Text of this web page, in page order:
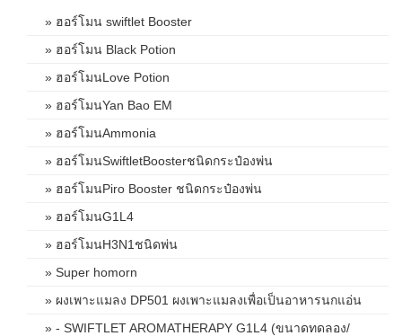
» ฮอร์โมน swiftlet Booster
» ฮอร์โมน Black Potion
» ฮอร์โมนLove Potion
» ฮอร์โมนYan Bao EM
» ฮอร์โมนAmmonia
» ฮอร์โมนSwiftletBoosterชนิดกระป๋องพ่น
» ฮอร์โมนPiro Booster ชนิดกระป๋องพ่น
» ฮอร์โมนG1L4
» ฮอร์โมนH3N1ชนิดพ่น
» Super homorn
» ผงเพาะแมลง DP501 ผงเพาะแมลงเพื่อเป็นอาหารนกแอ่น
» - SWIFTLET AROMATHERAPY G1L4 (ขนาดทดลอง/